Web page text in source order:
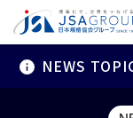
NEWS
標準化と品質